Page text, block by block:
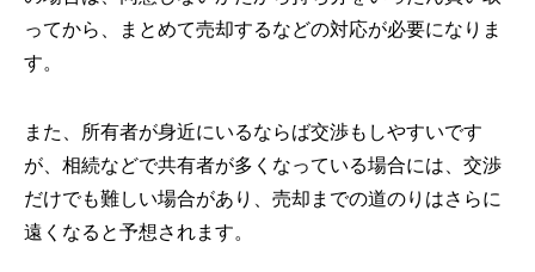
ってから、まとめて売却するなどの対応が必要になりま
す。
また、所有者が身近にいるならば交渉もしやすいです
が、相続などで共有者が多くなっている場合には、交渉
だけでも難しい場合があり、売却までの道のりはさらに
遠くなると予想されます。